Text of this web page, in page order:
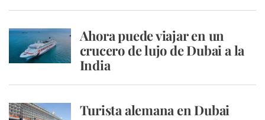
Ahora puede viajar en un
crucero de lujo de Dubai a la
India
Turista alemana en Dubai